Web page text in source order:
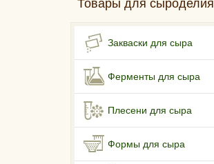
Товары для сыроделия
Закваски для сыра
Ферменты для сыра
Плесени для сыра
Формы для сыра